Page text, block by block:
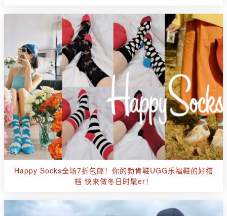
Happy Socks全场7折包邮！你的勃肯鞋UGG乐福鞋的好搭
档 快来做冬日时髦er！